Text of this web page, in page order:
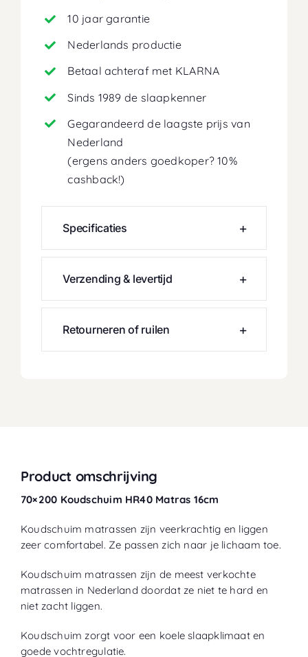
10 jaar garantie
Nederlands productie
Betaal achteraf met KLARNA
Sinds 1989 de slaapkenner
Gegarandeerd de laagste prijs van
Nederland
(ergens anders goedkoper? 10%
cashback!)
Specificaties
Verzending & levertijd
Retourneren of ruilen
Product omschrijving
70×200 Koudschuim HR40 Matras 16cm
Koudschuim matrassen zijn veerkrachtig en liggen
zeer comfortabel. Ze passen zich naar je lichaam toe.
Koudschuim matrassen zijn de meest verkochte
matrassen in Nederland doordat ze niet te hard en
niet zacht liggen.
Koudschuim zorgt voor een koele slaapklimaat en
goede vochtregulatie.